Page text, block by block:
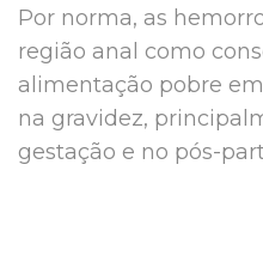
Por norma, as
região anal como
alimentação pobre
na gravidez,
gestação e no pós-